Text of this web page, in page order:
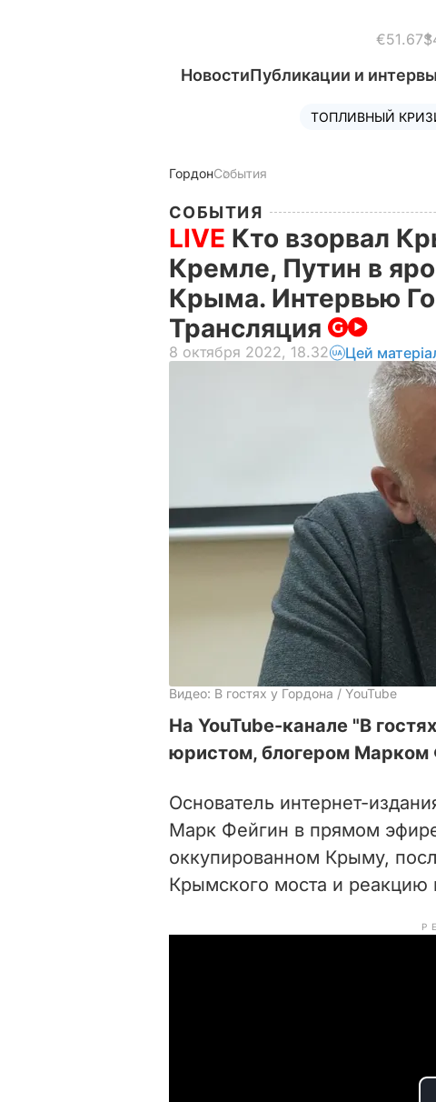
€51.67
НовостиПубликации и
ТОПЛИВНЫЙ
ГордонСобытия
СОБЫТИЯ
LIVE Кто взорвал
Кремле, Путин в
Крыма. Интервью
Трансляция
8 октября 2022, 18.32 Цей
Видео: В гостях у Гордона / YouTube
На YouTube-канале "В
юристом, блогером Марком
Основатель интернет-
Марк Фейгин в прямом
оккупированном Крыму,
Крымского моста и